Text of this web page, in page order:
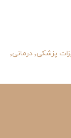
فروش انواع محصولات و تجهیزات پزشکی٬ درمانی٬